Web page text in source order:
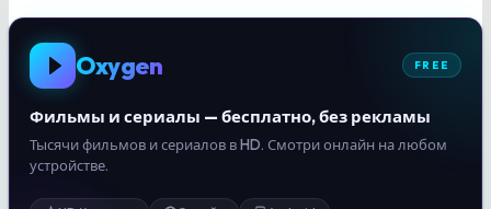
Oxygen FREE
Фильмы и сериалы — бесплатно, без рекламы
Тысячи фильмов и сериалов в HD. Смотри онлайн на любом
устройстве.